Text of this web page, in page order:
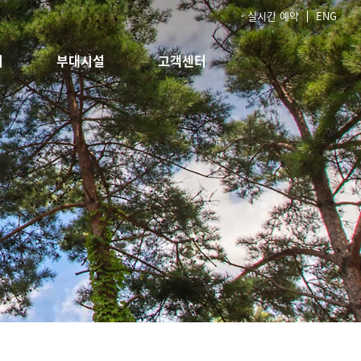
· 실시간 예약 ENG
레
부대시설
레스토랑
카페
고객센터
공지사항
FAQ
이벤트&프로모션